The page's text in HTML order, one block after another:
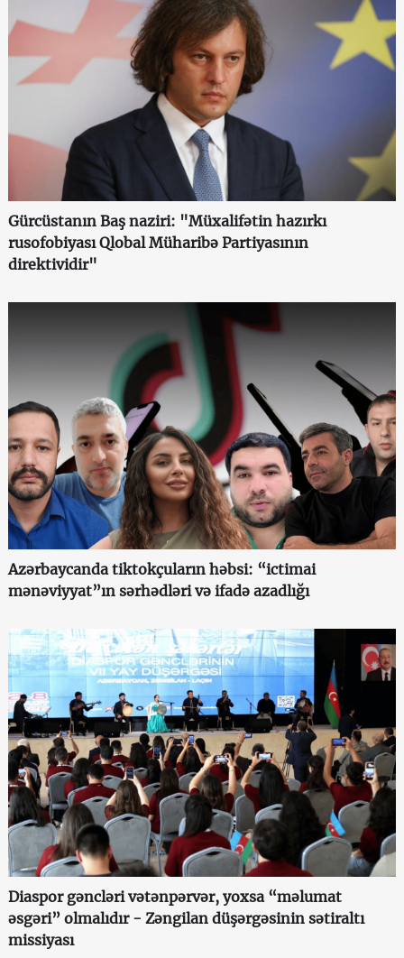
Gürcüstanın Baş naziri: "Müxalifətin hazırkı
rusofobiyası Qlobal Müharibə Partiyasının
direktividir"
Azərbaycanda tiktokçuların həbsi: “ictimai
mənəviyyat”ın sərhədləri və ifadə azadlığı
Diaspor gəncləri vətənpərvər, yoxsa “məlumat
əsgəri” olmalıdır - Zəngilan düşərgəsinin sətiraltı
missiyası